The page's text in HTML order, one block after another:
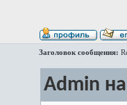
Заголовок сообщения:
Admin